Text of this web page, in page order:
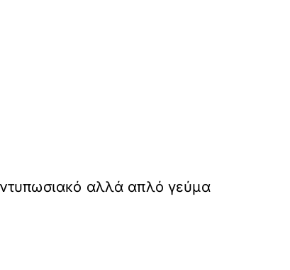
αλλά απλό γεύμα